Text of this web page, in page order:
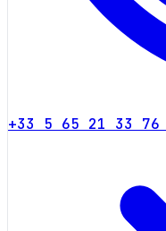
+33 5 65 21 33 76